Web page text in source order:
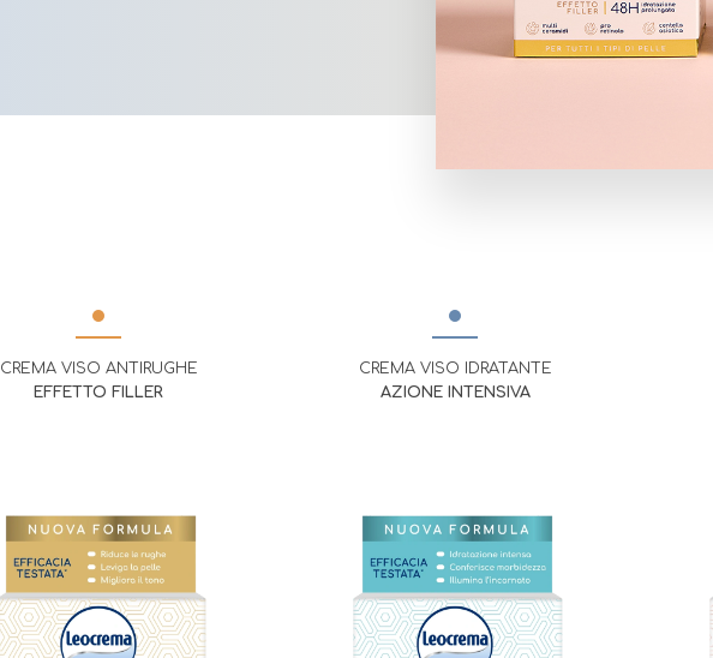
CREMA VISO ANTIRUGHE
EFFETTO FILLER
CREMA VISO IDRATANTE
AZIONE INTENSIVA